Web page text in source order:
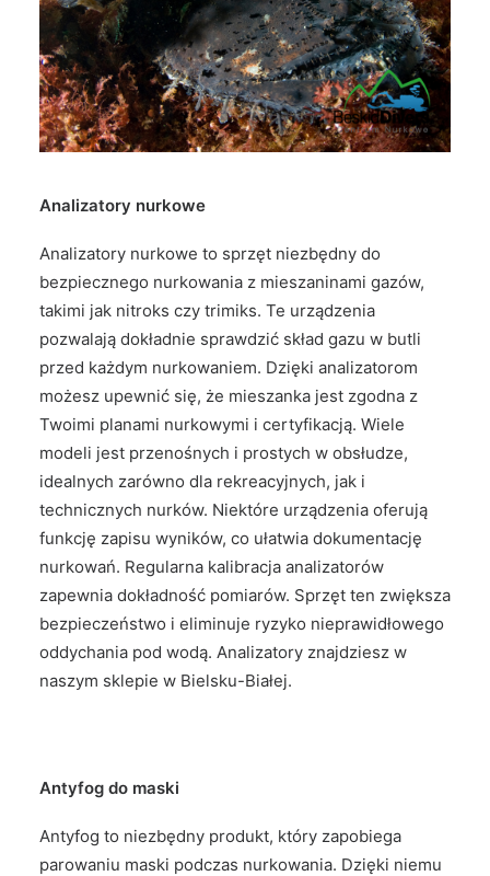
Analizatory nurkowe
Analizatory nurkowe to sprzęt niezbędny do
bezpiecznego nurkowania z mieszaninami gazów,
takimi jak nitroks czy trimiks. Te urządzenia
pozwalają dokładnie sprawdzić skład gazu w butli
przed każdym nurkowaniem. Dzięki analizatorom
możesz upewnić się, że mieszanka jest zgodna z
Twoimi planami nurkowymi i certyfikacją. Wiele
modeli jest przenośnych i prostych w obsłudze,
idealnych zarówno dla rekreacyjnych, jak i
technicznych nurków. Niektóre urządzenia oferują
funkcję zapisu wyników, co ułatwia dokumentację
nurkowań. Regularna kalibracja analizatorów
zapewnia dokładność pomiarów. Sprzęt ten zwiększa
bezpieczeństwo i eliminuje ryzyko nieprawidłowego
oddychania pod wodą. Analizatory znajdziesz w
naszym sklepie w Bielsku-Białej.
Antyfog do maski
Antyfog to niezbędny produkt, który zapobiega
parowaniu maski podczas nurkowania. Dzięki niemu